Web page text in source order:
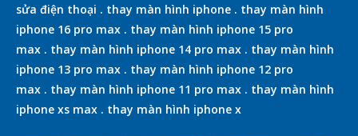
sửa điện thoại . thay màn hình iphone . thay màn hình
iphone 16 pro max . thay màn hình iphone 15 pro
max . thay màn hình iphone 14 pro max . thay màn hình
iphone 13 pro max . thay màn hình iphone 12 pro
max . thay màn hình iphone 11 pro max . thay màn hình
iphone xs max . thay màn hình iphone x